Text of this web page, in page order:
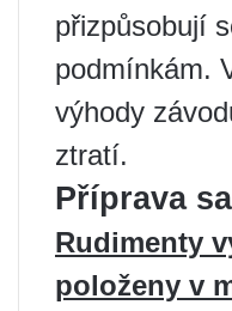
přizpůsobují
podmínkám.
výhody
ztratí.
Příprava
Rudimenty
položeny v